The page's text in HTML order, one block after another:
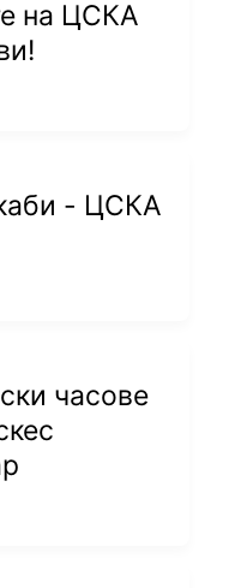
на ЦСКА
- ЦСКА
часове